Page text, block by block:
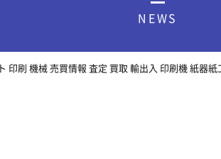
NEWS
印刷 機械 売買情報 査定 買取 輸出入 印刷機 紙器